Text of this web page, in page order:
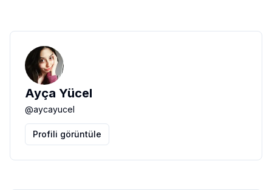
Ayça Yücel
@aycayucel
Profili görüntüle